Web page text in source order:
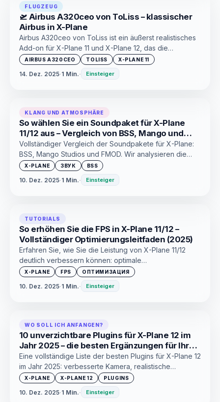
FLUGZEUG
🛫 Airbus A320ceo von ToLiss – klassischer
Airbus in X-Plane
Airbus A320ceo von ToLiss ist ein äußerst realistisches
Add-on für X-Plane 11 und X-Plane 12, das die
klassische Version der A320-Familie mit maximaler
Genauigkeit von Systemen, Avionik und Flugmodell
nachbildet. Eine ideale Wahl für alle, die ein Airbus-
AIRBUS A320CEO TOLISS X-PLANE 11
14. Dez. 2025·1 Min.· Einsteiger
KLANG UND ATMOSPHÄRE
So wählen Sie ein Soundpaket für X-Plane
11/12 aus – Vergleich von BSS, Mango und
FMOD (2025)
Vollständiger Vergleich der Soundpakete für X-Plane:
BSS, Mango Studios und FMOD. Wir analysieren die
Qualität, Kompatibilität, Funktionen jedes Pakets und
Empfehlungen für verschiedene Flugzeuge. Hilft Ihnen,
den besten Sound für Ihren Simulator auszuwählen.
X-PLANE ЗВУК BSS
10. Dez. 2025·1 Min.· Einsteiger
TUTORIALS
So erhöhen Sie die FPS in X-Plane 11/12 –
Vollständiger Optimierungsleitfaden (2025)
Erfahren Sie, wie Sie die Leistung von X-Plane 11/12
deutlich verbessern können: optimale
Grafikeinstellungen, Tweaks, Lua-Skripte, Plugin-
Bereinigung und Szenentipps. Eine vollständige
Anleitung, die dabei hilft, die FPS auf jedem PC zu
X-PLANE FPS ОПТИМИЗАЦИЯ
10. Dez. 2025·1 Min.· Einsteiger
WO SOLL ICH ANFANGEN?
10 unverzichtbare Plugins für X-Plane 12 im
Jahr 2025 – die besten Ergänzungen für Ihren
Simulator
Eine vollständige Liste der besten Plugins für X-Plane 12
im Jahr 2025: verbesserte Kamera, realistische
Flugzeugbewegung, Bodenabfertigung, Karten,
Verkehr und vieles mehr. Eine aktualisierte und aktuelle
Auswahl an unverzichtbaren Add-ons.
X-PLANE X-PLANE 12 PLUGINS
10. Dez. 2025·1 Min.· Einsteiger